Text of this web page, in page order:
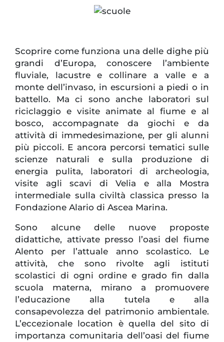
Scoprire come funziona una delle dighe più
grandi d’Europa, conoscere l’ambiente
fluviale, lacustre e collinare a valle e a
monte dell’invaso, in escursioni a piedi o in
battello. Ma ci sono anche laboratori sul
riciclaggio e visite animate al fiume e al
bosco, accompagnate da giochi e da
attività di immedesimazione, per gli alunni
più piccoli. E ancora percorsi tematici sulle
scienze naturali e sulla produzione di
energia pulita, laboratori di archeologia,
visite agli scavi di Velia e alla Mostra
intermediale sulla civiltà classica presso la
Fondazione Alario di Ascea Marina.
Sono alcune delle nuove proposte
didattiche, attivate presso l’oasi del fiume
Alento per l’attuale anno scolastico. Le
attività, che sono rivolte agli istituti
scolastici di ogni ordine e grado fin dalla
scuola materna, mirano a promuovere
l’educazione alla tutela e alla
consapevolezza del patrimonio ambientale.
L’eccezionale location è quella del sito di
importanza comunitaria dell’oasi del fiume